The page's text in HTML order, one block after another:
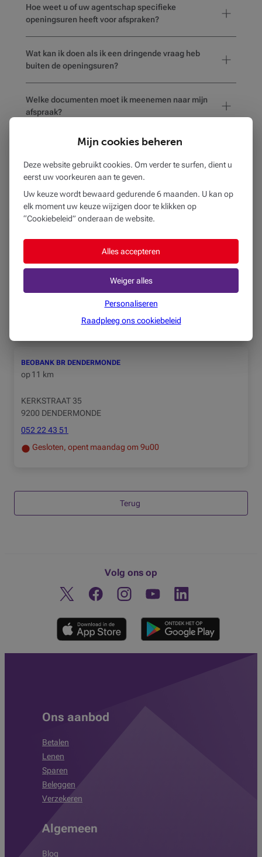
Hoe weet u of uw agentschap specifieke
openingsuren heeft voor afspraken?
Wat kan ik doen als ik een dringende vraag heb
buiten de openingsuren?
Welke documenten moet ik meenemen naar mijn
afspraak?
Hoe weet ik of het gekozen kantoor
mensen met een beperking?
MARKT 53
Gesloten, opent maandag om 9u00
BEOBANK BR DENDERMONDE
op11 km
KERKSTRAAT 35
9200 DENDERMONDE
052 22 43 51
Gesloten, opent maandag om 9u00
Terug
Volg ons op
Twitter FacebookInstagramOntdek ons YouTube-kanaal
Linkedin
Ons aanbod
Betalen
Lenen
Sparen
Beleggen
Verzekeren
Algemeen
Blog
Mijn cookies beheren
Deze website gebruikt cookies. Om verder te surfen, dient u
eerst uw voorkeuren aan te geven.
Uw keuze wordt bewaard gedurende 6 maanden. U kan op
elk moment uw keuze wijzigen door te klikken op
“Cookiebeleid” onderaan de website.
Alles accepteren
Weiger alles
Personaliseren
Raadpleeg ons cookiebeleid